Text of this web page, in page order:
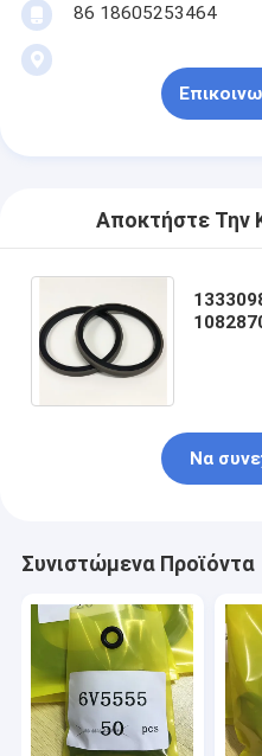
86 18605253464
Αποκτήστε Την
Να
Συνιστώμενα Προϊόντα